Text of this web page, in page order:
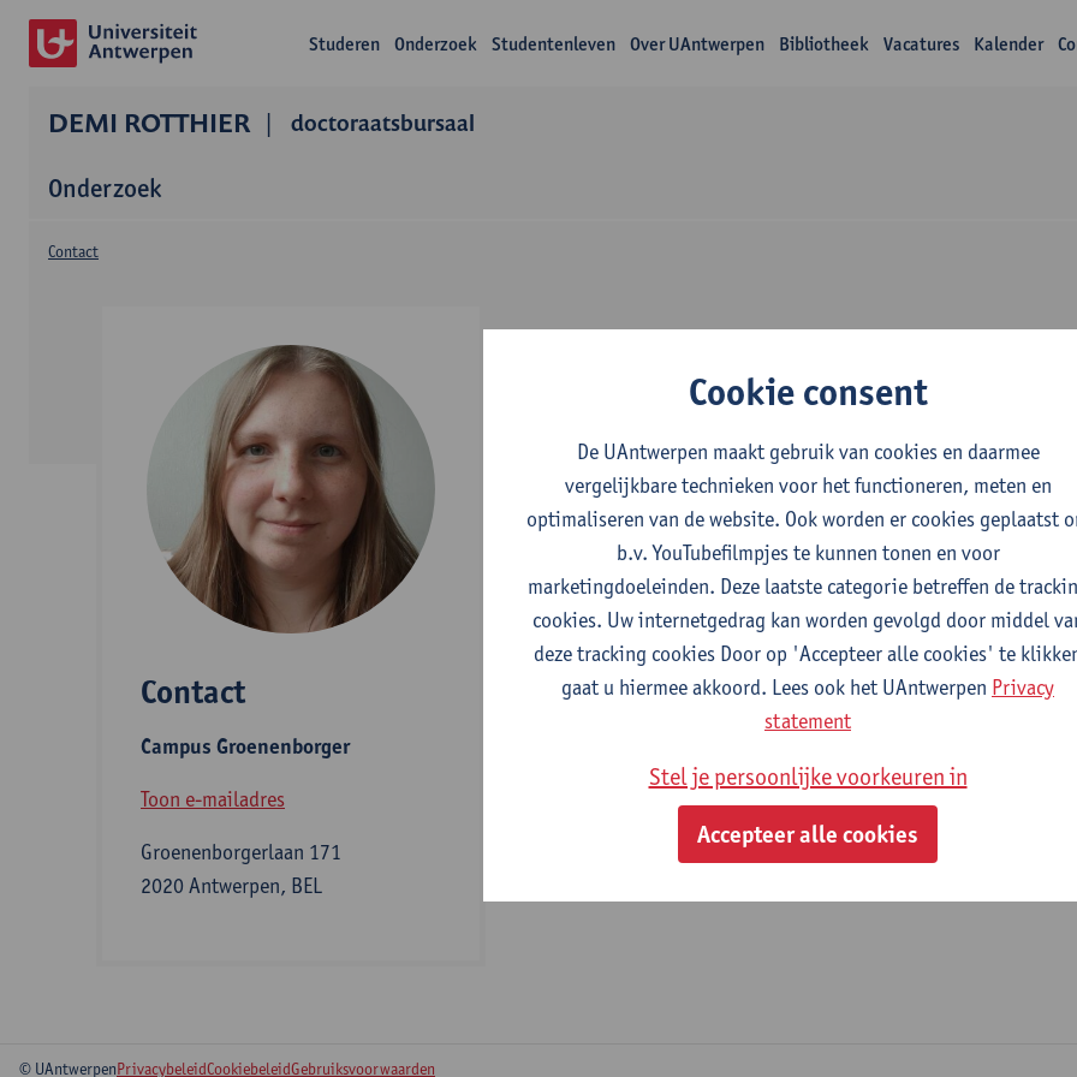
Studeren Onderzoek Studentenleven Over UAntwerpen Bibliotheek Vacatures Kalender
DEMI ROTTHIER doctoraatsbursaal
Onderzoek
Over Demi Rotthier
Contact
Contact
Campus Groenenborger
Toon e-mailadres
Groenenborgerlaan 171
2020 Antwerpen, BEL
Afdeling
Departement Biologie
Statuut & functies
Bijzonder academisch personeel
doctoraatsbursaal
© UAntwerpenPrivacybeleidCookiebeleidGebruiksvoorwaarden
Cookie consent
De UAntwerpen maakt gebruik van cookies en daarmee
vergelijkbare technieken voor het functioneren, meten en
optimaliseren van de website. Ook worden er cookies geplaatst
b.v. YouTubefilmpjes te kunnen tonen en voor
marketingdoeleinden. Deze laatste categorie betreffen de
cookies. Uw internetgedrag kan worden gevolgd door middel
deze tracking cookies Door op 'Accepteer alle cookies' te
gaat u hiermee akkoord. Lees ook het UAntwerpen Privacy
statement
Stel je persoonlijke voorkeuren in
Accepteer alle cookies